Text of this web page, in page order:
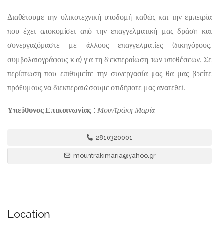
Διαθέτουμε την υλικοτεχνική υποδομή καθώς και την εμπειρία
που έχει αποκομίσει από την επαγγελματική μας δράση και
συνεργαζόμαστε με άλλους επαγγελματίες (δικηγόρους,
συμβολαιογράφους κ.α) για τη διεκπεραίωση των υποθέσεων. Σε
περίπτωση που επιθυμείτε την συνεργασία μας θα μας βρείτε
πρόθυμους να διεκπεραιώσουμε οτιδήποτε μας ανατεθεί.
Υπεύθυνος Επικοινωνίας : Μουντράκη Μαρία
2810320001
mountrakimaria@yahoo.gr
Location